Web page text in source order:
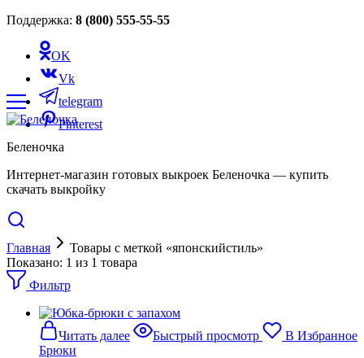
Поддержка: 8 (800) 555-55-55
OK
Vk
telegram
Pinterest
Беленочка
Интернет-магазин готовых выкроек Беленочка — купить
скачать выкройку
Главная
Товары с меткой «японскийстиль»
Показано: 1 из 1 товара
Фильтр
Читать далее Быстрый просмотр
В Избранное
Брюки